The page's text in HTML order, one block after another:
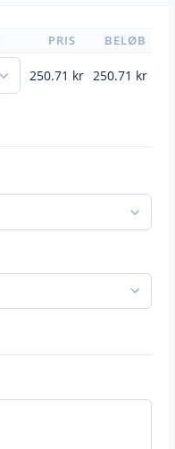
PRIS BELØB
250.71 kr 250.71 kr